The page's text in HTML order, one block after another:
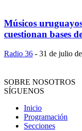
Músicos
cuestionan bases
Radio 36 - 31 de julio
SOBRE NOSOTROS
SÍGUENOS
Inicio
Programación
Secciones